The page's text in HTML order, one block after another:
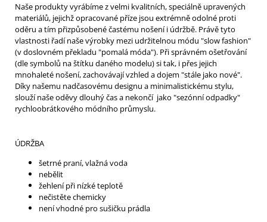
Naše produkty vyrábíme z velmi kvalitních, speciálně upravených
materiálů, jejichž opracované příze jsou extrémně odolné proti
oděru a tím přizpůsobené častému nošení i údržbě. Právě tyto
vlastnosti řadí naše výrobky mezi udržitelnou módu "slow fashion"
(v doslovném překladu "pomalá móda"). Při správném ošetřování
(dle symbolů na štítku daného modelu) si tak, i přes jejich
mnohaleté nošení, zachovávají vzhled a dojem "stále jako nové".
Díky našemu nadčasovému designu a minimalistickému stylu,
slouží naše oděvy dlouhý čas a nekončí jako "sezónní odpadky"
rychloobrátkového módního průmyslu.
ÚDRŽBA
šetrné praní, vlažná voda
nebělit
žehlení při nízké teplotě
nečistěte chemicky
není vhodné pro sušičku prádla